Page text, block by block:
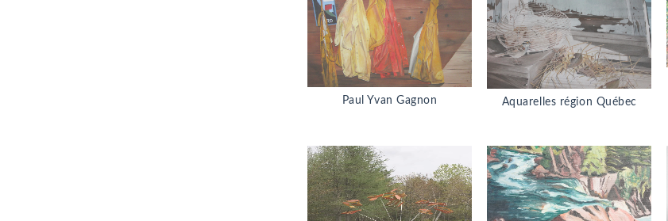
Paul Yvan Gagnon Aquarelles région Québec